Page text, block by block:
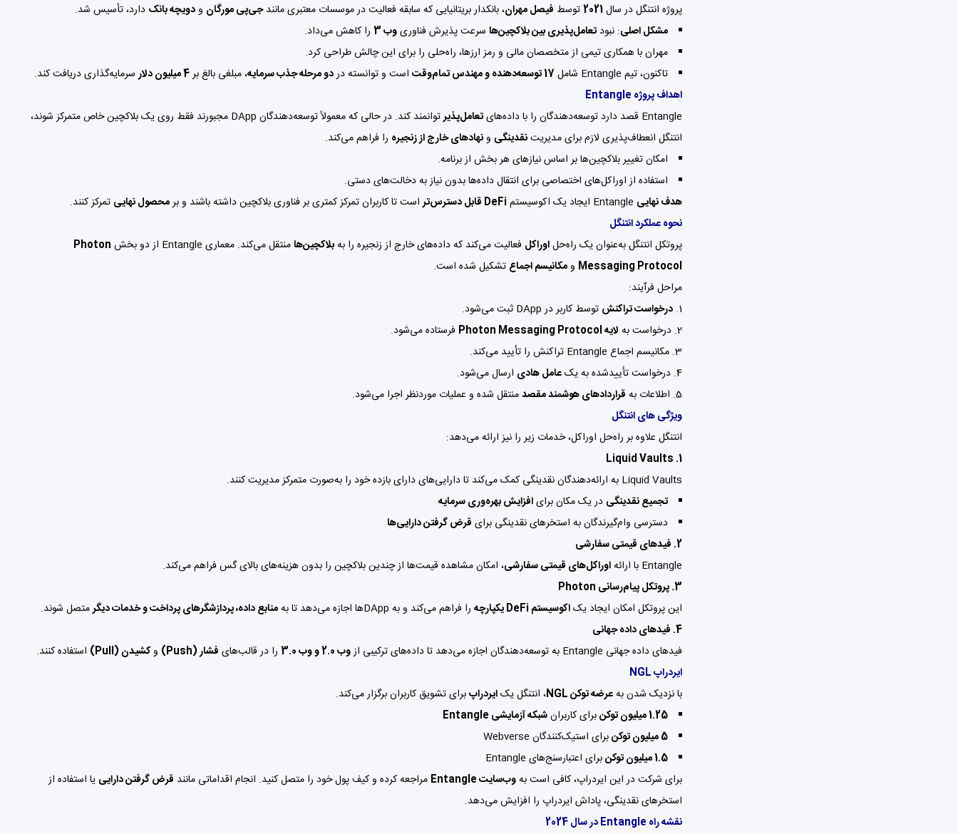
پروژه انتنگل در سال2021توسط فیصل مهران، بانکدار بریتانیایی که سابقه فعالیت در موسسات معتبری مانندجی‌پی مورگان و دویچه بانک دارد، تأسیس شد.
مشکل اصلی: نبودتعامل‌پذیری بین بلاکچین‌ها سرعت پذیرش فناوریوب 3
را کاهش می‌داد.
مهران با همکاری تیمی از متخصصان مالی و رمز ارزها، راه‌حلی را برای این چالش طراحی کرد.
تاکنون، تیم Entangle شامل
17 توسعه‌دهنده و مهندس تمام‌وقت است و توانسته دردو مرحله جذب سرمایه، مبلغی بالغ بر4 میلیون دلار
سرمایه‌گذاری دریافت کند.
اهداف پروژه Entangle
Entangle قصد دارد توسعه‌دهندگان را با داده‌های
تعامل‌پذیر
توانمند کند. در حالی که معمولاً توسعه‌دهندگان DApp مجبورند فقط روی یک بلاکچین خاص متمرکز شوند،
انتنگل انعطاف‌پذیری لازم برای مدیریتنقدینگی‌ و نهادهای خارج از زنجیره را فراهم می‌کند.
امکان تغییر بلاکچین‌ها بر اساس نیازهای هر بخش از برنامه.
استفاده از اوراکل‌های اختصاصی برای انتقال داده‌ها بدون نیاز به دخالت‌های دستی.
هدف نهایی
DeFi قابل دسترس‌تر است تا کاربران تمرکز کمتری بر فناوری بلاکچین داشته باشند و برمحصول نهایی تمرکز کنند.
نحوه عملکرد انتنگل
پروتکل انتنگل به‌عنوان یک راه‌حلاوراکل فعالیت می‌کند که داده‌های خارج از زنجیره را بهبلاکچین‌هامنتقل می‌کند. معماری Entangle از دو بخش
Photon
Messaging Protocol و مکانیسم اجماع تشکیل شده است.
مراحل فرآیند:
درخواست تراکنش توسط کاربر در DApp ثبت می‌شود.
درخواست به لایه Photon Messaging Protocol
فرستاده می‌شود.
مکانیسم اجماع Entangle تراکنش را تأیید می‌کند.
درخواست تأییدشده به یکعامل هادی ارسال می‌شود.
اطلاعات به قراردادهای هوشمند مقصدمنتقل شده و عملیات موردنظر اجرا می‌شود.
ویژگی های انتنگل
انتنگل علاوه بر راه‌حل اوراکل، خدمات زیر را نیز ارائه می‌دهد:
1. Liquid Vaults
Liquid Vaults به ارائه‌دهندگان نقدینگی کمک می‌کند تا دارایی‌های دارای بازده خود را به‌صورت متمرکز مدیریت کنند.
تجمیع نقدینگی در یک مکان برایافزایش بهره‌وری سرمایه
دسترسی وام‌گیرندگان به استخرهای نقدینگی برای قرض گرفتن دارایی‌ها
2. فیدهای قیمتی سفارشی
Entangle با ارائه
اوراکل‌های قیمتی سفارشی، امکان مشاهده قیمت‌ها از چندین بلاکچین را بدون هزینه‌های بالای گس فراهم می‌کند.
3. پروتکل پیام‌رسانی Photon
این پروتکل امکان ایجاد یکاکوسیستم DeFi یکپارچه را فراهم می‌کند و به DAppها اجازه می‌دهد تا به منابع داده، پردازشگرهای پرداخت و خدمات دیگرمتصل شوند.
4. فیدهای داده جهانی
فیدهای داده جهانی Entangle به توسعه‌دهندگان اجازه می‌دهد تا داده‌های ترکیبی از
وب 2.0 و وب 3.0 را در قالب‌های فشار (Push) وکشیدن (Pull)
استفاده کنند.
ایردراپ NGL
با نزدیک شدن بهعرضه توکن NGL ، انتنگل یکایردراپبرای تشویق کاربران برگزار می‌کند.
1.25 میلیون توکن
برای کاربرانشبکه آزمایشی Entangle
5 میلیون توکن
برای استیک‌کنندگان Webverse
1.5 میلیون توکن
برای اعتبارسنج‌های Entangle
برای شرکت در این ایردراپ، کافی است بهوب‌سایت Entangle مراجعه کرده و کیف پول خود را متصل کنید. انجام اقداماتی مانند قرض گرفتن دارایی یا استفاده از
استخرهای نقدینگی، پاداش ایردراپ را افزایش می‌دهد.
نقشه راه Entangle در سال 2024